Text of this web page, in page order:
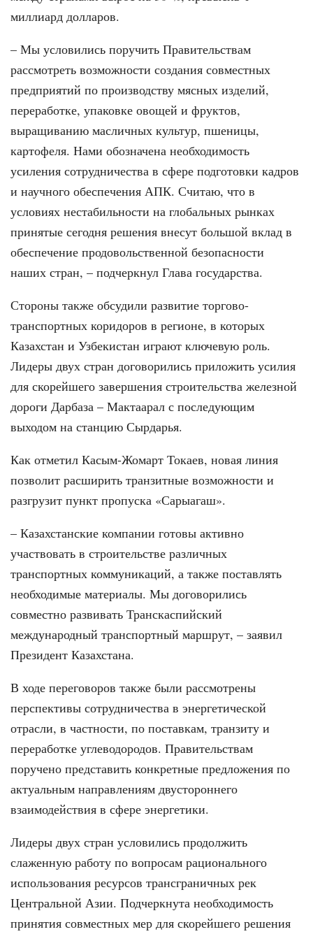
миллиард долларов.
– Мы условились поручить Правительствам
рассмотреть возможности создания совместных
предприятий по производству мясных изделий,
переработке, упаковке овощей и фруктов,
выращиванию масличных культур, пшеницы,
картофеля. Нами обозначена необходимость
усиления сотрудничества в сфере подготовки кадров
и научного обеспечения АПК. Считаю, что в
условиях нестабильности на глобальных рынках
принятые сегодня решения внесут большой вклад в
обеспечение продовольственной безопасности
наших стран, – подчеркнул Глава государства.
Стороны также обсудили развитие торгово-
транспортных коридоров в регионе, в которых
Казахстан и Узбекистан играют ключевую роль.
Лидеры двух стран договорились приложить усилия
для скорейшего завершения строительства железной
дороги Дарбаза – Мактаарал с последующим
выходом на станцию Сырдарья.
Как отметил Касым-Жомарт Токаев, новая линия
позволит расширить транзитные возможности и
разгрузит пункт пропуска «Сарыагаш».
– Казахстанские компании готовы активно
участвовать в строительстве различных
транспортных коммуникаций, а также поставлять
необходимые материалы. Мы договорились
совместно развивать Транскаспийский
международный транспортный маршрут, – заявил
Президент Казахстана.
В ходе переговоров также были рассмотрены
перспективы сотрудничества в энергетической
отрасли, в частности, по поставкам, транзиту и
переработке углеводородов. Правительствам
поручено представить конкретные предложения по
актуальным направлениям двустороннего
взаимодействия в сфере энергетики.
Лидеры двух стран условились продолжить
слаженную работу по вопросам рационального
использования ресурсов трансграничных рек
Центральной Азии. Подчеркнута необходимость
принятия совместных мер для скорейшего решения